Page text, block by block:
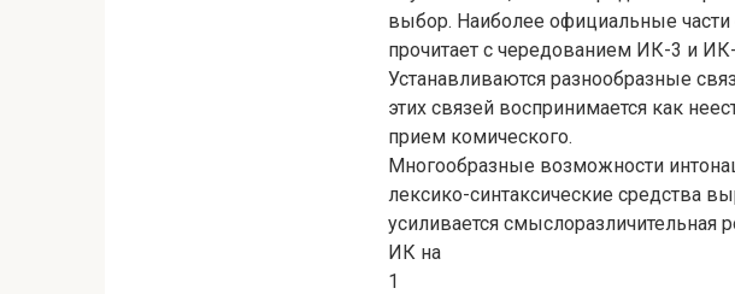
выбор. Наиболее официальные
прочитает с чередованием ИК-3 и
Устанавливаются разнообразные
этих связей воспринимается как
прием комического.
Многообразные возможности
лексико-синтаксические средства
усиливается смыслоразличительная
ИК на
1